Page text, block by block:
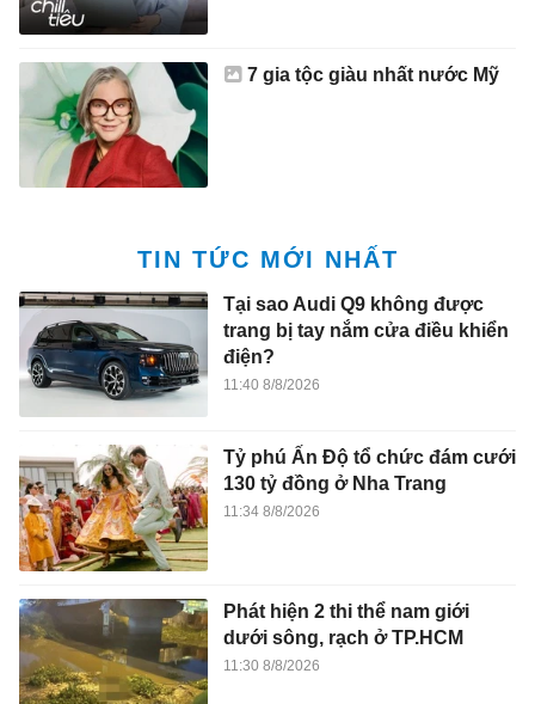
7 gia tộc giàu nhất nước Mỹ
TIN TỨC MỚI NHẤT
Tại sao Audi Q9 không được
trang bị tay nắm cửa điều khiển
điện?
11:40 8/8/2026
Tỷ phú Ấn Độ tổ chức đám cưới
130 tỷ đồng ở Nha Trang
11:34 8/8/2026
Phát hiện 2 thi thể nam giới
dưới sông, rạch ở TP.HCM
11:30 8/8/2026